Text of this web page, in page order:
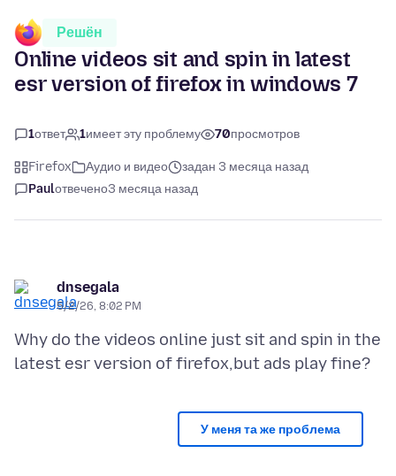
Решён
Online videos sit and spin in latest
esr version of firefox in windows 7
1ответ 1имеет эту проблему 70просмотров
Firefox Аудио и видео
задан 3 месяца назад
Paulотвечено3 месяца назад
dnsegala
5/2/26, 8:02 PM
Why do the videos online just sit and spin in the
У меня та же проблема